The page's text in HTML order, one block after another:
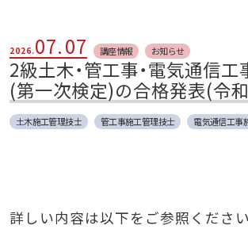
2級土木・管工事・電気通信
(第一次検定)の合格発表(令
2026.07.07 講座情報 お知らせ
土木施工管理技士 管工事施工管理技士 電気通信工事
詳しい内容は以下をご参照ください